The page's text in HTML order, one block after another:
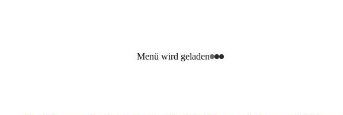
Menü wird geladen